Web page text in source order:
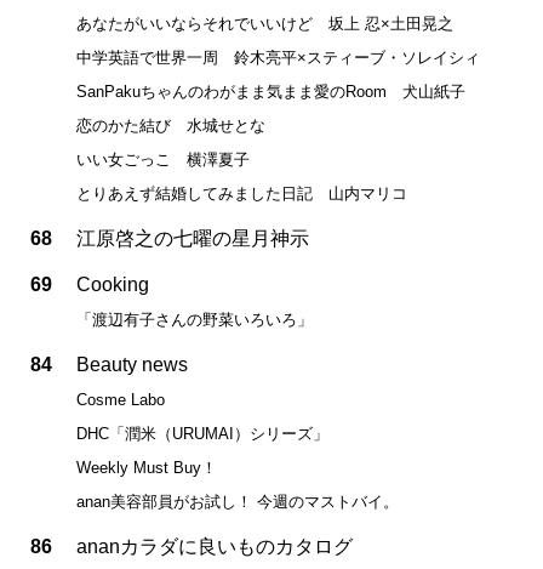
あなたがいいならそれでいいけど 坂上 忍×土田晃之
中学英語で世界一周 鈴木亮平×スティーブ・ソレイシィ
SanPakuちゃんのわがまま気まま愛のRoom 犬山紙子
恋のかた結び 水城せとな
いい女ごっこ 横澤夏子
とりあえず結婚してみました日記 山内マリコ
68 江原啓之の七曜の星月神示
69 Cooking
「渡辺有子さんの野菜いろいろ」
84 Beauty news
Cosme Labo
DHC「潤米（URUMAI）シリーズ」
Weekly Must Buy！
anan美容部員がお試し！ 今週のマストバイ。
86 ananカラダに良いものカタログ